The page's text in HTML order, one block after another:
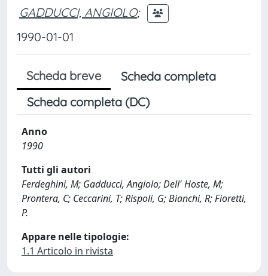
GADDUCCI, ANGIOLO;
1990-01-01
Scheda breve
Scheda completa
Scheda completa (DC)
Anno
1990
Tutti gli autori
Ferdeghini, M; Gadducci, Angiolo; Dell' Hoste, M;
Prontera, C; Ceccarini, T; Rispoli, G; Bianchi, R; Fioretti,
P.
Appare nelle tipologie:
1.1 Articolo in rivista